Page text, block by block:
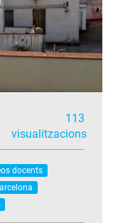
113
visualitzacions
docents